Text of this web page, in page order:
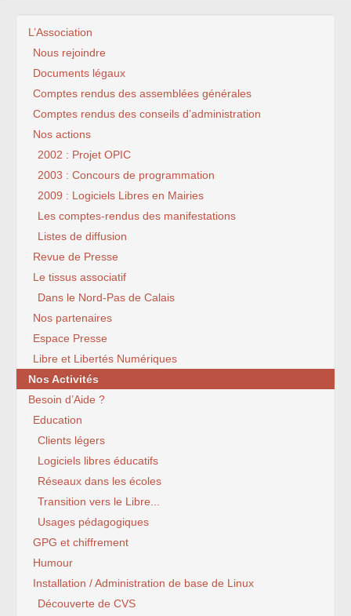
L’Association
Nous rejoindre
Documents légaux
Comptes rendus des assemblées générales
Comptes rendus des conseils d’administration
Nos actions
2002 : Projet OPIC
2003 : Concours de programmation
2009 : Logiciels Libres en Mairies
Les comptes-rendus des manifestations
Listes de diffusion
Revue de Presse
Le tissus associatif
Dans le Nord-Pas de Calais
Nos partenaires
Espace Presse
Libre et Libertés Numériques
Nos Activités
Besoin d’Aide ?
Education
Clients légers
Logiciels libres éducatifs
Réseaux dans les écoles
Transition vers le Libre...
Usages pédagogiques
GPG et chiffrement
Humour
Installation / Administration de base de Linux
Découverte de CVS